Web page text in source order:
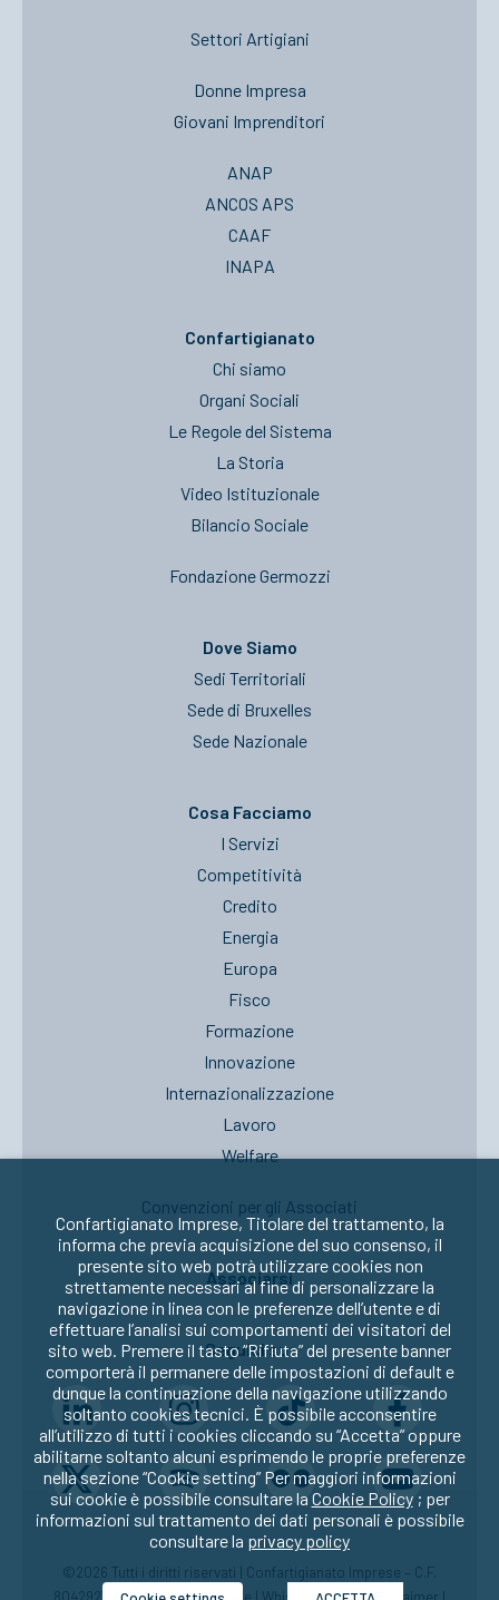
Settori Artigiani
Donne Impresa
Giovani Imprenditori
ANAP
ANCOS APS
CAAF
INAPA
Confartigianato
Chi siamo
Organi Sociali
Le Regole del Sistema
La Storia
Video Istituzionale
Bilancio Sociale
Fondazione Germozzi
Dove Siamo
Sedi Territoriali
Sede di Bruxelles
Sede Nazionale
Cosa Facciamo
I Servizi
Competitività
Credito
Energia
Europa
Fisco
Formazione
Innovazione
Internazionalizzazione
Lavoro
Welfare
Convenzioni per gli Associati
Associarsi
Seguici su:
©2026 Tutti i diritti riservati | Confartigianato Imprese – C.F.
Confartigianato Imprese, Titolare del trattamento, la
informa che previa acquisizione del suo consenso, il
presente sito web potrà utilizzare cookies non
strettamente necessari al fine di personalizzare la
navigazione in linea con le preferenze dell’utente e di
effettuare l’analisi sui comportamenti dei visitatori del
sito web. Premere il tasto “Rifiuta” del presente banner
comporterà il permanere delle impostazioni di default e
dunque la continuazione della navigazione utilizzando
soltanto cookies tecnici. È possibile acconsentire
all’utilizzo di tutti i cookies cliccando su “Accetta” oppure
abilitarne soltanto alcuni esprimendo le proprie preferenze
nella sezione “Cookie setting” Per maggiori informazioni
sui cookie è possibile consultare la Cookie Policy; per
informazioni sul trattamento dei dati personali è possibile
consultare la privacy policy